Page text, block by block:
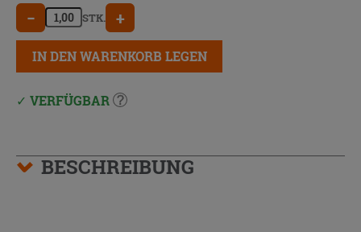
− STK. +
IN DEN WARENKORB LEGEN
VERFÜGBAR
BESCHREIBUNG